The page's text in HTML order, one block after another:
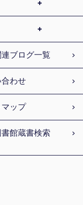
ブログ一覧
わせ
ップ
館蔵書検索